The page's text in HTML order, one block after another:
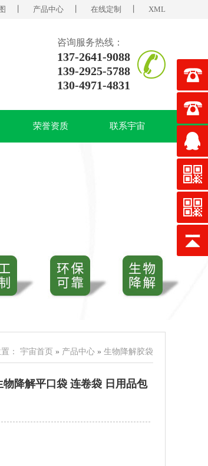
产品中心 在线定制 XML
咨询服务热线：
137-2641-9088
139-2925-5788
130-4971-4831
荣誉资质 联系宇宙
： 宇宙首页 » 产品中心 » 生物降解胶袋
降解平口袋 连卷袋 日用品包